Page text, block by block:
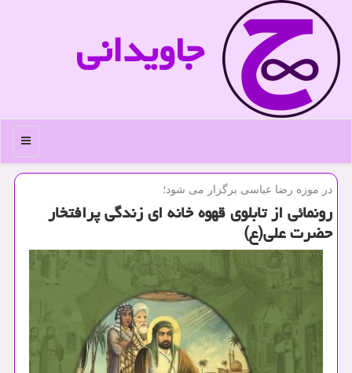
جاویدانی
منو
در موزه رضا عباسی برگزار می شود؛
رونمائی از تابلوی قهوه خانه ای زندگی پرافتخار
حضرت علی(ع)